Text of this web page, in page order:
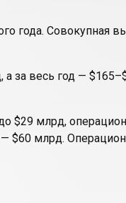
года.
за весь год —
$29 млрд,
$60 млрд.